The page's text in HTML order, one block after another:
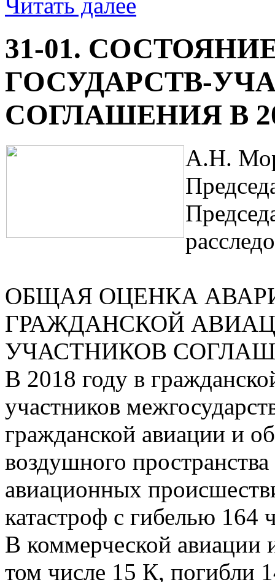
31-01.
ГОСУДАРСТВ-
СОГЛАШЕНИЯ В
А.Н.
ОБЩАЯ ОЦЕНКА
ГРАЖДАНСКОЙ
УЧАСТНИКОВ
В 2018 году в
участников
гражданской авиации и
воздушного
авиационных
катастроф с гибелью 164
В коммерческой
том числе 15 К, погибли